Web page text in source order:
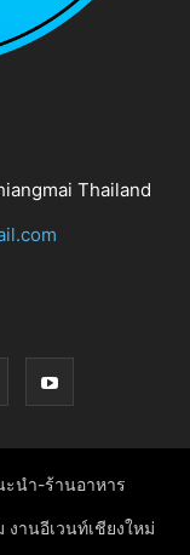
Thailand
ะนำ-ร้านอาหาร
งานอีเวนท์เชียงใหม่